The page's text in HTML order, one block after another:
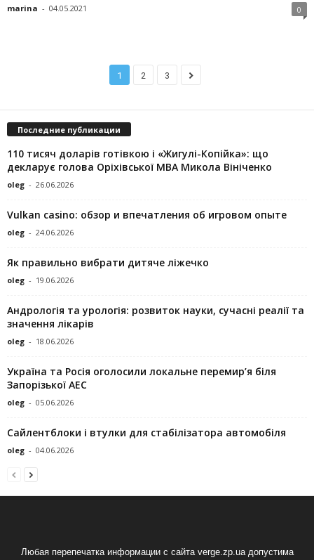
marina - 04.05.2021 0
1 2 3
Последние публикации
110 тисяч доларів готівкою і «Жигулі-Копійка»: що
декларує голова Оріхівської МВА Микола Вініченко
oleg - 26.06.2026
Vulkan casino: обзор и впечатления об игровом опыте
oleg - 24.06.2026
Як правильно вибрати дитяче ліжечко
oleg - 19.06.2026
Андрологія та урологія: розвиток науки, сучасні реалії та
значення лікарів
oleg - 18.06.2026
Україна та Росія оголосили локальне перемир’я біля
Запорізької АЕС
oleg - 05.06.2026
Сайлентблоки і втулки для стабілізатора автомобіля
oleg - 04.06.2026
Любая перепечатка информации с сайта verge.zp.ua допустима